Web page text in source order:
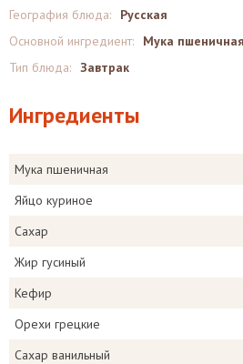
География блюда:
Русская
Основной ингредиент:
Мука пшеничная
Тип блюда: Завтрак
Ингредиенты
Мука пшеничная
Яйцо куриное
Сахар
Жир гусиный
Кефир
Орехи грецкие
Сахар ванильный